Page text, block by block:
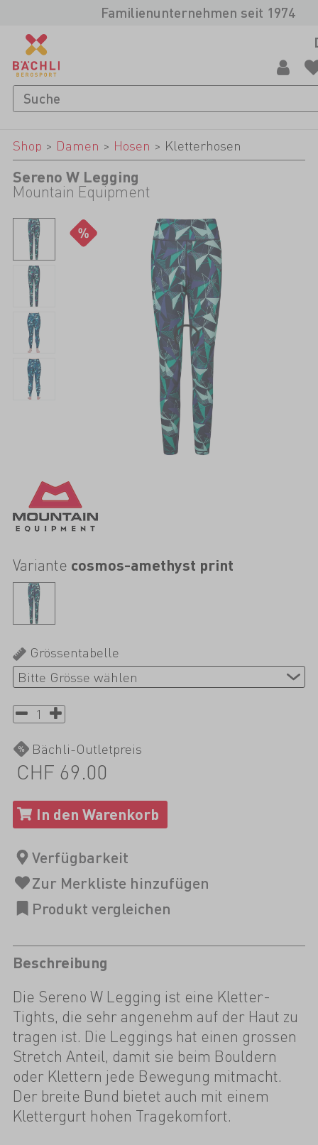
Familienunternehmen seit 1974
Shop > Damen > Hosen > Kletterhosen
Sereno W Legging
Mountain Equipment
Variante cosmos-amethyst print
Grössentabelle
Bächli-Outletpreis
CHF 69.00
Beschreibung
Die Sereno W Legging ist eine Kletter-
Tights, die sehr angenehm auf der Haut zu
tragen ist. Die Leggings hat einen grossen
Stretch Anteil, damit sie beim Bouldern
oder Klettern jede Bewegung mitmacht.
Der breite Bund bietet auch mit einem
Klettergurt hohen Tragekomfort.